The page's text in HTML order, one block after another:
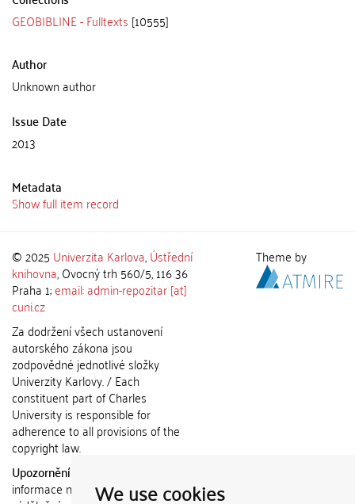
We use cookies
GEOBIBLINE - Fulltexts [10555]
Author
Unknown author
Issue Date
2013
Metadata
Show full item record
© 2025 Univerzita Karlova,Ústřední
knihovna, Ovocný trh 560/5, 116 36
Praha 1;email: admin-repozitar [at]
cuni.cz
Za dodržení všech ustanovení
autorského zákona jsou
zodpovědné jednotlivé složky
Univerzity Karlovy. / Each
constituent part of Charles
University is responsible for
adherence to all provisions of the
copyright law.
Upozornění / Notice:
informace nemohou být použity k
Theme by